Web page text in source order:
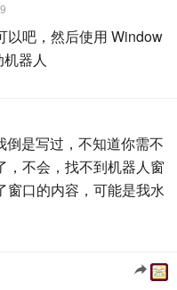
以吧，然后使用 Window
器人
倒是写过，不知道你需不
，不会，找不到机器人窗
窗口的内容，可能是我水